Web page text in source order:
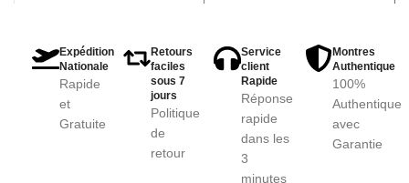
Expédition
Nationale
Rapide
et
Gratuite
Retours
faciles
sous 7
jours
Politique
de
retour
Service
client
Rapide
Réponse
rapide
dans les
3
minutes
Montres
Authentique
100%
Authentique
avec
Garantie